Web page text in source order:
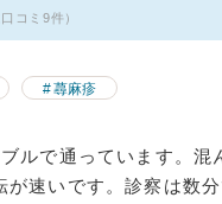
コミ9件）
蕁麻疹
ルで通っています。混
速いです。診察は数